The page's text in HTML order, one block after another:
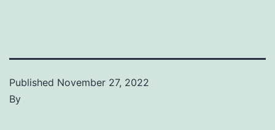
Published November 27, 2022
By